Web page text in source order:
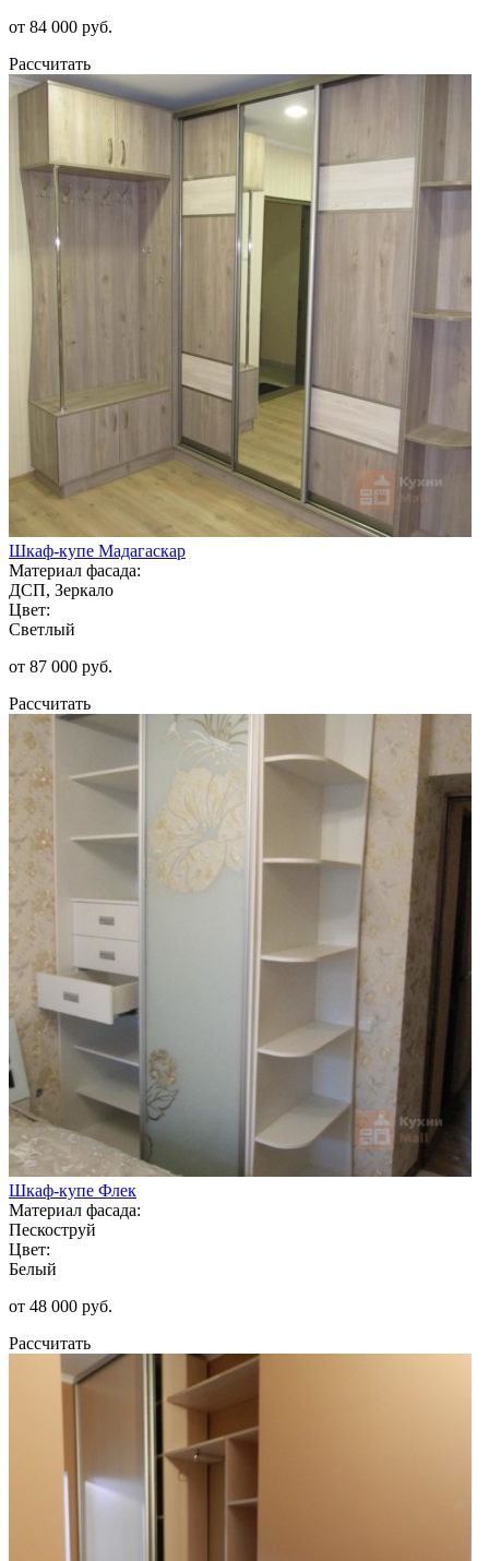
от 84 000 руб.
Рассчитать
Шкаф-купе Мадагаскар
Материал фасада:
ДСП, Зеркало
Цвет:
Светлый
от 87 000 руб.
Рассчитать
Шкаф-купе Флек
Материал фасада:
Пескоструй
Цвет:
Белый
от 48 000 руб.
Рассчитать